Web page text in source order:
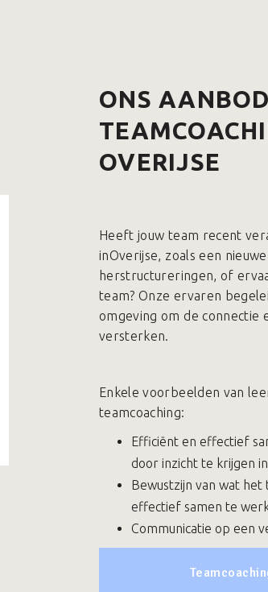
ONS
OVERIJSE
Heeft jouw team recent
inOverijse, zoals een
herstructureringen, of
team? Onze ervaren
omgeving om de connectie
versterken.
Enkele voorbeelden van
teamcoaching:
Efficiënt en effectief
door inzicht te krijgen
Bewustzijn van wat
effectief samen te
Communicatie op een